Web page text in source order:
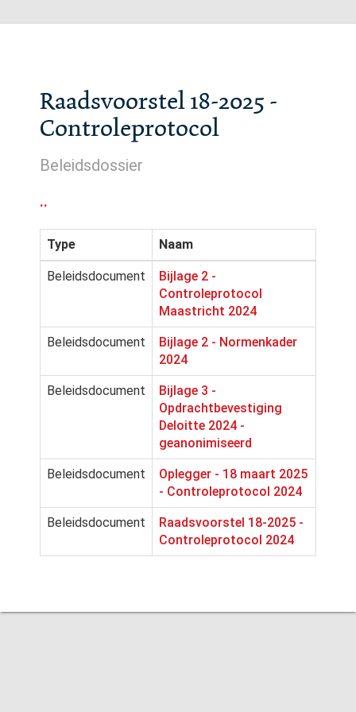
Raadsvoorstel 18-2025 -
Controleprotocol
Beleidsdossier
..
Type Naam
Beleidsdocument
Bijlage 2 -
Controleprotocol
Maastricht 2024
Beleidsdocument
Bijlage 2 - Normenkader
2024
Beleidsdocument
Bijlage 3 -
Opdrachtbevestiging
Deloitte 2024 -
geanonimiseerd
Beleidsdocument
Oplegger - 18 maart 2025
- Controleprotocol 2024
Beleidsdocument
Raadsvoorstel 18-2025 -
Controleprotocol 2024